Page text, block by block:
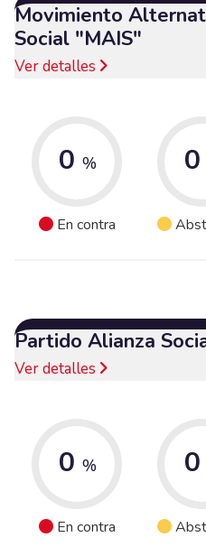
Movimiento
Social "MAIS"
Ver detalles
0 %
En contra
0
Partido Alianza
Ver detalles
0 %
En contra
0